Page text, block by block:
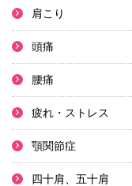
肩こり
頭痛
腰痛
疲れ・ストレス
顎関節症
四十肩、五十肩